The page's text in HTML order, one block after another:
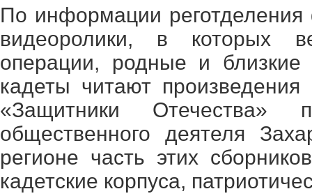
По информации
видеоролики, в которых
операции, родные и
кадеты читают
«Защитники Отечества»
общественного деятеля
регионе часть этих
кадетские корпуса,